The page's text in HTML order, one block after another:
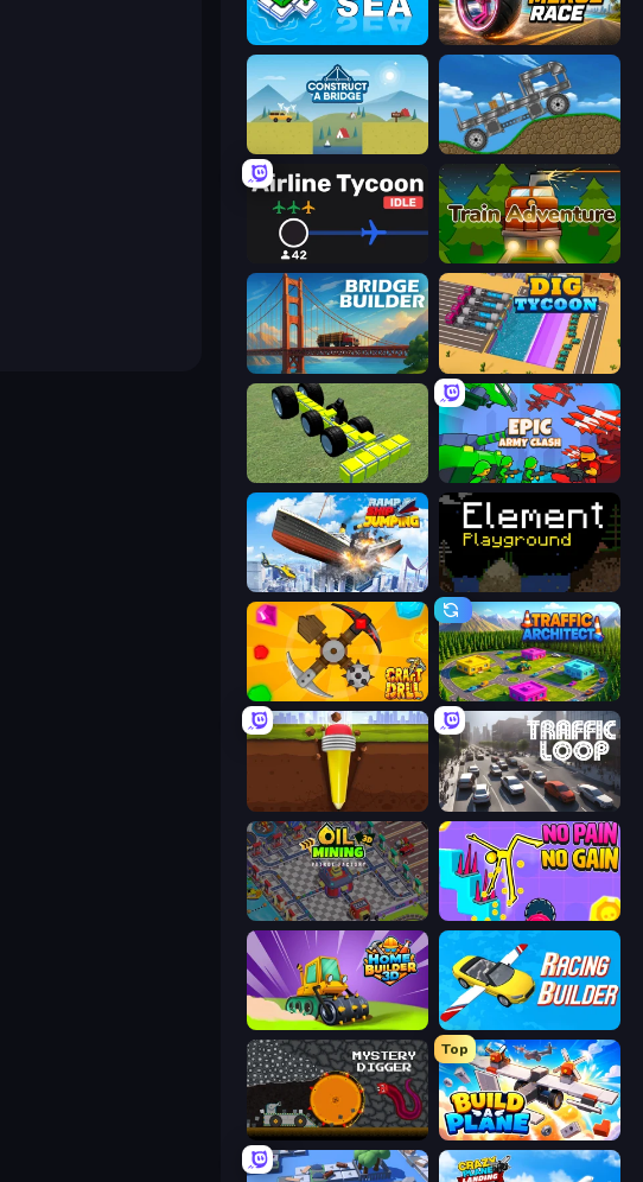
War Sea Wheel Merge Race
Construct a Bridge Move It!
Airline Tycoon Idle Train Adventure
Bridge Builder Dig Tycoon
Genius Mechanic Epic Army Clash
Ship Ramp Jumping Element Playground
Craft Drill Traffic Architect
Pen Dig Traffic Loop
Oil Mining 3D: Petrol Factory No Pain No Gain - Ragdoll Sandbox
Home Builder 3D Racing Builder
Mystery Digger
Top
Build A Plane